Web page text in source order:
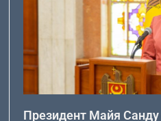
Президент Майя Санду